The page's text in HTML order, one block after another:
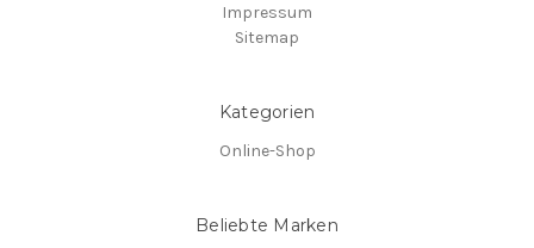
Impressum
Sitemap
Kategorien
Online-Shop
Beliebte Marken